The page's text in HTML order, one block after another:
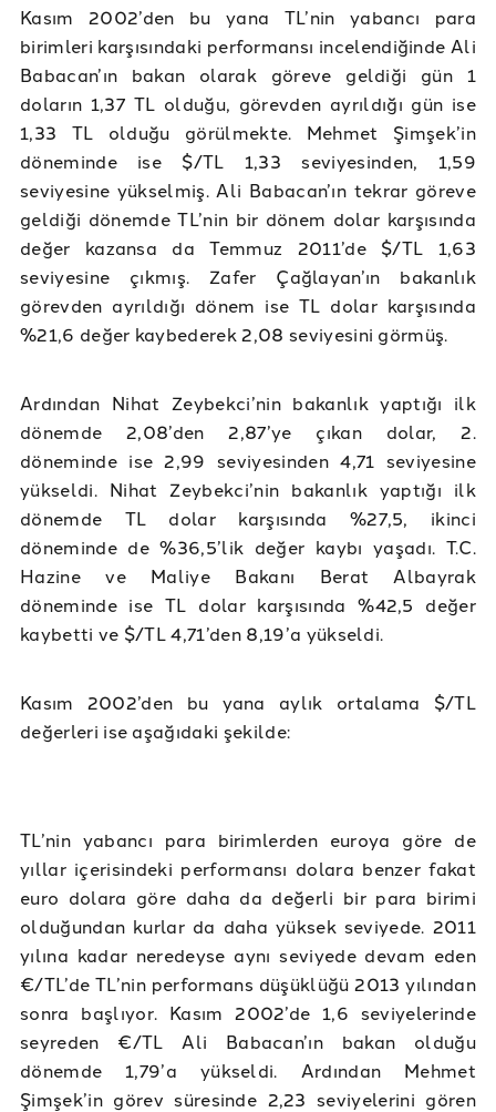
Kasım 2002’den bu yana TL’nin yabancı para
birimleri karşısındaki performansı incelendiğinde Ali
Babacan’ın bakan olarak göreve geldiği gün 1
doların 1,37 TL olduğu, görevden ayrıldığı gün ise
1,33 TL olduğu görülmekte. Mehmet Şimşek’in
döneminde ise $/TL 1,33 seviyesinden, 1,59
seviyesine yükselmiş. Ali Babacan’ın tekrar göreve
geldiği dönemde TL’nin bir dönem dolar karşısında
değer kazansa da Temmuz 2011’de $/TL 1,63
seviyesine çıkmış. Zafer Çağlayan’ın bakanlık
görevden ayrıldığı dönem ise TL dolar karşısında
%21,6 değer kaybederek 2,08 seviyesini görmüş.
Ardından Nihat Zeybekci’nin bakanlık yaptığı ilk
dönemde 2,08’den 2,87’ye çıkan dolar, 2.
döneminde ise 2,99 seviyesinden 4,71 seviyesine
yükseldi. Nihat Zeybekci’nin bakanlık yaptığı ilk
dönemde TL dolar karşısında %27,5, ikinci
döneminde de %36,5’lik değer kaybı yaşadı. T.C.
Hazine ve Maliye Bakanı Berat Albayrak
döneminde ise TL dolar karşısında %42,5 değer
kaybetti ve $/TL 4,71’den 8,19’a yükseldi.
Kasım 2002’den bu yana aylık ortalama $/TL
değerleri ise aşağıdaki şekilde:
TL’nin yabancı para birimlerden euroya göre de
yıllar içerisindeki performansı dolara benzer fakat
euro dolara göre daha da değerli bir para birimi
olduğundan kurlar da daha yüksek seviyede. 2011
yılına kadar neredeyse aynı seviyede devam eden
€/TL’de TL’nin performans düşüklüğü 2013 yılından
sonra başlıyor. Kasım 2002’de 1,6 seviyelerinde
seyreden €/TL Ali Babacan’ın bakan olduğu
dönemde 1,79’a yükseldi. Ardından Mehmet
Şimşek’in görev süresinde 2,23 seviyelerini gören